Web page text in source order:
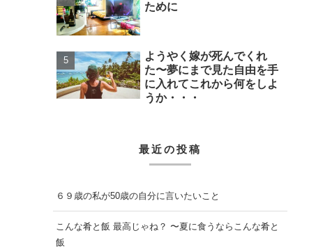
ために
ようやく嫁が死んでくれ
た〜夢にまで見た自由を手
に入れてこれから何をしよ
うか・・・
最近の投稿
６９歳の私が50歳の自分に言いたいこと
こんな肴と飯 最高じゃね？ 〜夏に食うならこんな肴と
飯